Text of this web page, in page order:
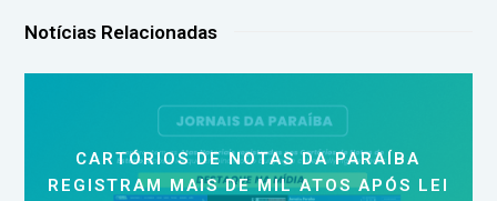
Notícias Relacionadas
CARTÓRIOS DE NOTAS DA PARAÍBA
REGISTRAM MAIS DE MIL ATOS APÓS LEI